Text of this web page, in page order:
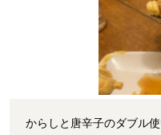
からしと唐辛子のダブル